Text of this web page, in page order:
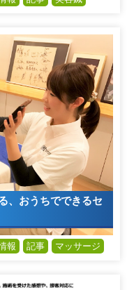
、おうちでできるセ
報 記事 マッサージ